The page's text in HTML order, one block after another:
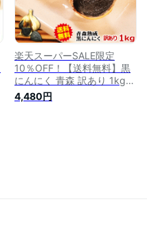
楽天スーパーSALE限定
10％OFF！【送料無料】黒
にんにく 青森 訳あり 1kg約
3か月分送料無料青森県産に
んにく 国産【黒にんにく 訳
4,480円